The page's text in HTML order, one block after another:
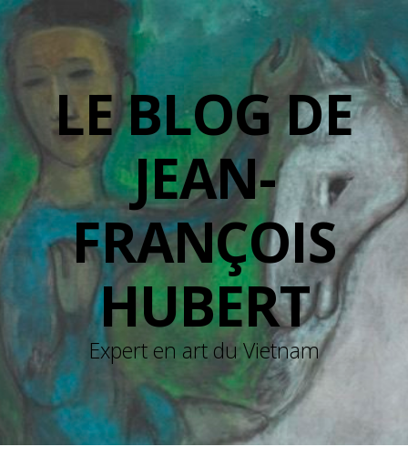
LE BLOG DE
JEAN-
FRANÇOIS
HUBERT
Expert en art du Vietnam